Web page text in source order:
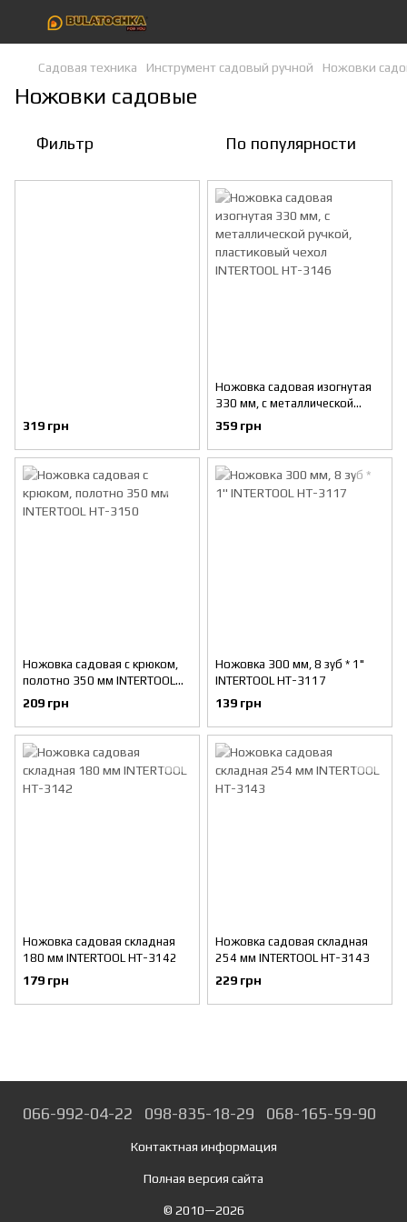
Садовая техника Инструмент садовый ручной Ножовки
Ножовки садовые
Фильтр По популярности
319 грн
Ножовка садовая изогнутая
330 мм, с металлической
ручкой, пластиковый чехол
INTERTOOL HT-3146
359 грн
Ножовка садовая с крюком,
полотно 350 мм INTERTOOL
HT-3150
209 грн
Ножовка 300 мм, 8 зуб * 1"
INTERTOOL HT-3117
139 грн
Ножовка садовая складная
180 мм INTERTOOL HT-3142
179 грн
Ножовка садовая складная
254 мм INTERTOOL HT-3143
229 грн
066-992-04-22 098-835-18-29 068-165-59-90
Контактная информация
Полная версия сайта
© 2010—2026